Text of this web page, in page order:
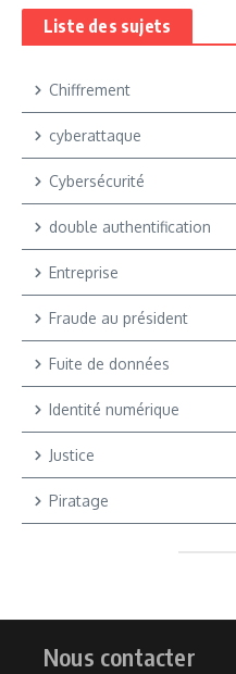
Liste des sujets
Chiffrement
cyberattaque
Cybersécurité
double authentification
Entreprise
Fraude au président
Fuite de données
Identité numérique
Justice
Piratage
Nous contacter